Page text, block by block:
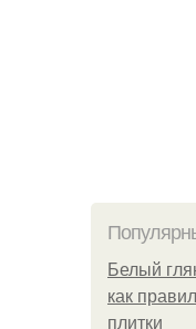
Белый
как
плитки